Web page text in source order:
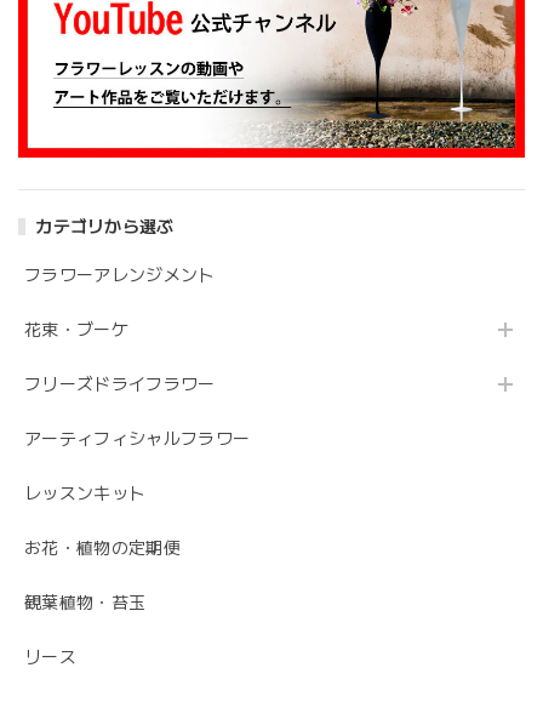
カテゴリから選ぶ
フラワーアレンジメント
花束・ブーケ
フリーズドライフラワー
アーティフィシャルフラワー
レッスンキット
お花・植物の定期便
観葉植物・苔玉
リース